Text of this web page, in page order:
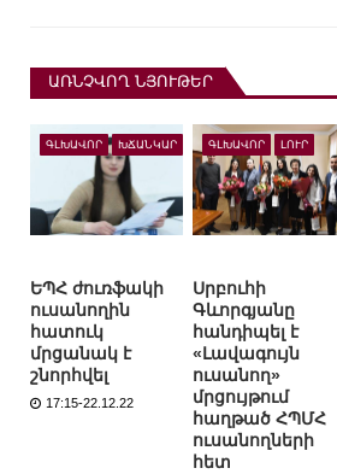
ԱՌՆՉՎՈՂ ՆՅՈՒԹԵՐ
ԳԼԽԱՎՈՐ ԽՃԱՆԿԱՐ
ԵՊՀ ժուռֆակի
ուսանողին
հատուկ
մրցանակ է
շնորհվել
17:15-22.12.22
ԳԼԽԱՎՈՐ ԼՈՒՐ
Սրբուհի
Գևորգյանը
հանդիպել է
«Լավագույն
ուսանող»
մրցույթում
հաղթած ՀՊՄՀ
ուսանողների
հետ